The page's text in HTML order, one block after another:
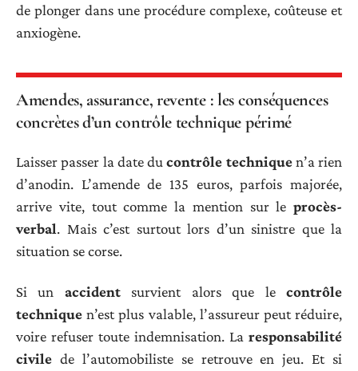
de plonger dans une procédure complexe, coûteuse et
anxiogène.
Amendes, assurance, revente : les conséquences
concrètes d’un contrôle technique périmé
Laisser passer la date ducontrôle techniquen’a rien
d’anodin. L’amende de 135 euros, parfois majorée,
arrive vite, tout comme la mention sur le procès-
verbal. Mais c’est surtout lors d’un sinistre que la
situation se corse.
Si un accidentsurvient alors que lecontrôle
technique n’est plus valable, l’assureur peut réduire,
voire refuser toute indemnisation. La responsabilité
civile de l’automobiliste se retrouve en jeu. Et si